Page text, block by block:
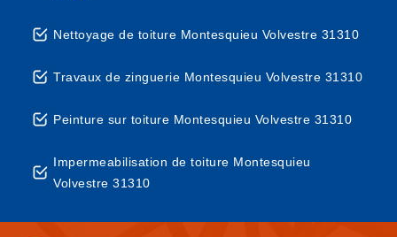
Nettoyage de toiture Montesquieu Volvestre 31310
Travaux de zinguerie Montesquieu Volvestre 31310
Peinture sur toiture Montesquieu Volvestre 31310
Impermeabilisation de toiture Montesquieu
Volvestre 31310